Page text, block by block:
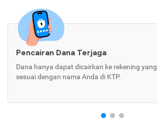
Pencairan Dana Terjaga
Dana hanya dapat dicairkan ke rekening yang
sesuai dengan nama Anda di KTP.